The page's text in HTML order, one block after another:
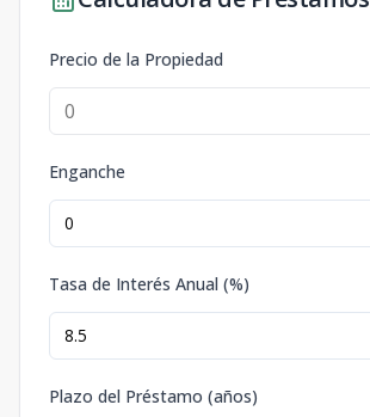
Precio de la Propiedad
Enganche
Tasa de Interés Anual (%)
Plazo del Préstamo (años)